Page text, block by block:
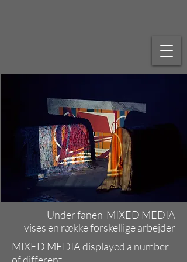
Under fanen MIXED MEDIA
vises en række forskellige arbejder
MIXED MEDIA displayed a number